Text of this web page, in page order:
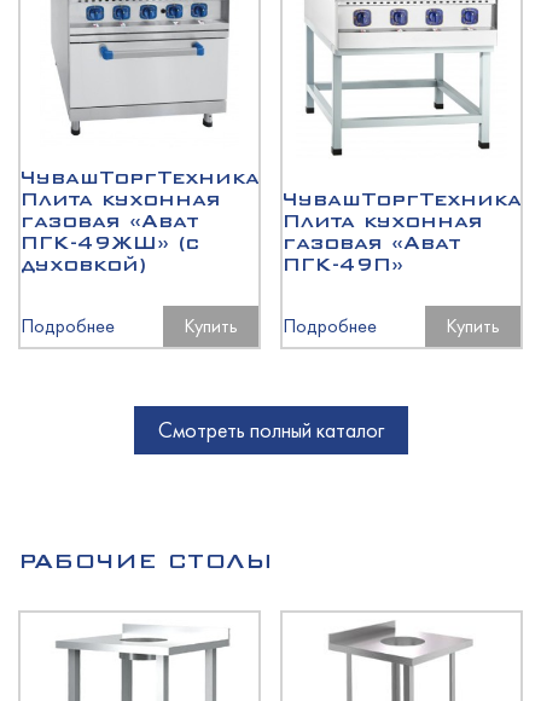
ЧувашТоргТехника
Плита кухонная
газовая «Abat
ПГК-49ЖШ» (с
духовкой)
Подробнее Купить
ЧувашТоргТехника
Плита кухонная
газовая «Abat
ПГК-49П»
Подробнее Купить
Смотреть полный каталог
РАБОЧИЕ СТОЛЫ